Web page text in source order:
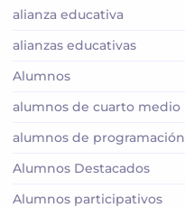
alianza educativa
alianzas educativas
Alumnos
alumnos de cuarto medio
alumnos de programación
Alumnos Destacados
Alumnos participativos